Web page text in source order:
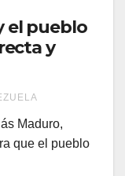
el pueblo
y
Maduro,
que el pueblo